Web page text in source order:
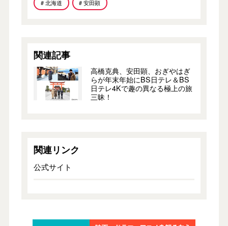
# 北海道 # 安田顕
関連記事
高橋克典、安田顕、おぎやはぎ
らが年末年始にBS日テレ＆BS
日テレ4Kで趣の異なる極上の旅
三昧！
関連リンク
公式サイト